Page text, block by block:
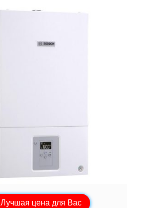
Лучшая цена для Вас